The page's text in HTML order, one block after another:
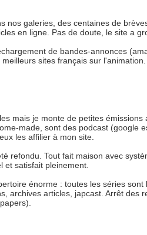
nos galeries, des centaines de
en ligne. Pas de doute, le site a
de bandes-annonces
sites français sur l'animation.
mais je monte de petites émissions
made, sont des podcast (google
les affilier à mon site.
refondu. Tout fait maison avec
et satisfait pleinement.
énorme : toutes les séries
archives articles, japcast. Arrêt des